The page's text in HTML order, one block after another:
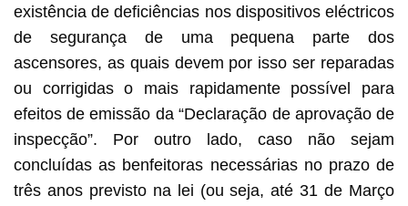
existência de deficiências nos dispositivos eléctricos
de segurança de uma pequena parte dos
ascensores, as quais devem por isso ser reparadas
ou corrigidas o mais rapidamente possível para
efeitos de emissão da “Declaração de aprovação de
inspecção”. Por outro lado, caso não sejam
concluídas as benfeitoras necessárias no prazo de
três anos previsto na lei (ou seja, até 31 de Março